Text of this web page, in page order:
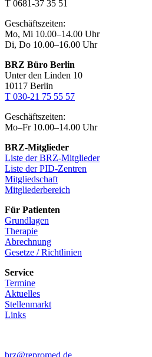
T 0681-37 35 51
Geschäftszeiten:
Mo, Mi 10.00–14.00 Uhr
Di, Do 10.00–16.00 Uhr
BRZ Büro Berlin
Unter den Linden 10
10117 Berlin
T 030-21 75 55 57
Geschäftszeiten:
Mo–Fr 10.00–14.00 Uhr
BRZ-Mitglieder
Liste der BRZ-Mitglieder
Liste der PID-Zentren
Mitgliedschaft
Mitgliederbereich
Für Patienten
Grundlagen
Therapie
Abrechnung
Gesetze / Richtlinien
Service
Termine
Aktuelles
Stellenmarkt
Links